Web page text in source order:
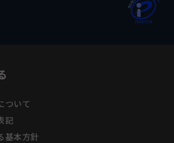
ついて
記
基本方針